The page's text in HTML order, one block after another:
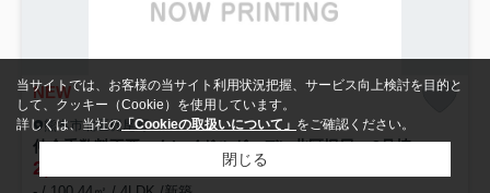
NEW
熊本市北区梶尾町
仲介手数料不要 クレイドルガーデン北区梶尾町第10【北部東小・北部中】2号棟
2,380
当サイトでは、お客様の当サイト利用状況把握、サービス向上検討を目的と
して、クッキー（Cookie）を使用しています。
詳しくは、当社の 「Cookieの取扱いについて」 をご確認ください。
閉じる